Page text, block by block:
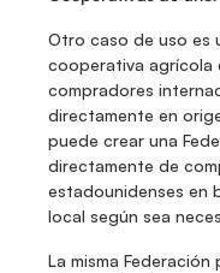
Otro caso de uso es
cooperativa agrícola
compradores
directamente en
puede crear una
directamente de
estadounidenses en
local según sea
La misma